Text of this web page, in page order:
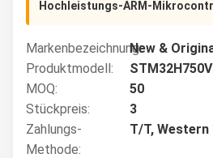
Hochleistungs-ARM-
Markenbezeichnung:New &
Produktmodell:
MOQ:
50
Stückpreis:
3
Zahlungs-
Methode:
T/T, Western